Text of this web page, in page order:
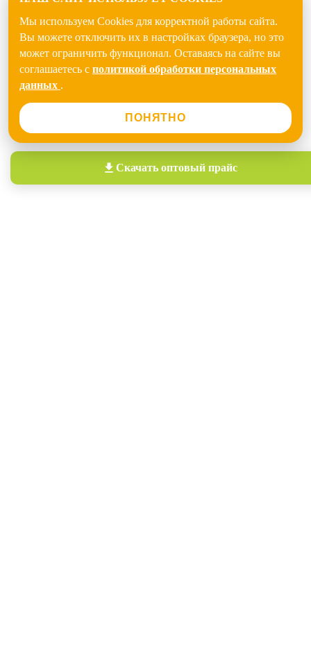
Мы используем Cookies для корректной работы сайта.
Вы можете отключить их в настройках браузера, но это
может ограничить функционал. Оставаясь на сайте вы
соглашаетесь с политикой обработки персональных
данных .
ПОНЯТНО
Скачать оптовый прайс